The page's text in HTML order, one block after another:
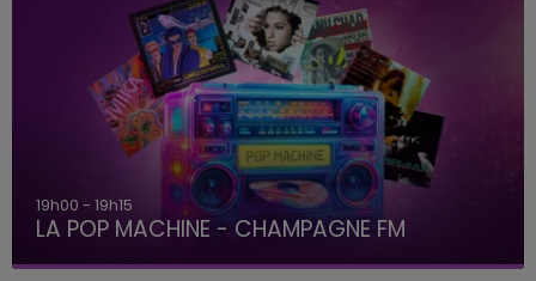
19h00 - 19h15
LA POP MACHINE - CHAMPAGNE FM